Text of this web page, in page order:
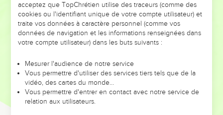
DE L’ANNÉE !
ET SI LEURS ERREURS POUVAIENT VOUS ÉVITER LES
VOTRES ?
leur foi ou leur vision. Mais on voit moins les doutes, les erreurs
et les saisons difficiles qu'ils ont traversés, alors même que ce
sont elles qui les ont façonnés.
Dans cette conférence, leaders, entrepreneurs, et responsables
acceptez que TopChrétien utilise des traceurs (comme des
cookies ou l'identifiant unique de votre compte utilisateur) et
traite vos données à caractère personnel (comme vos
données de navigation et les informations renseignées dans
votre compte utilisateur) dans les buts suivants :
Mesurer l'audience de notre service
Vous permettre d'utiliser des services tiers tels que de la
vidéo, des cartes du monde…
Vous permettre d'entrer en contact avec notre service de
relation aux utilisateurs.